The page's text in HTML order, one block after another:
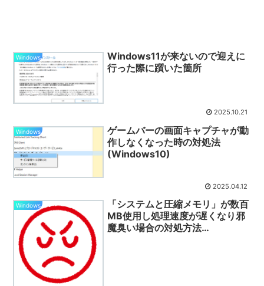
Windows
Windows11が来ないので迎えに
行った際に躓いた箇所
2025.10.21
Windows
ゲームバーの画面キャプチャが動
作しなくなった時の対処法
(Windows10)
2025.04.12
Windows
「システムと圧縮メモリ」が数百
MB使用し処理速度が遅くなり邪
魔臭い場合の対処方法